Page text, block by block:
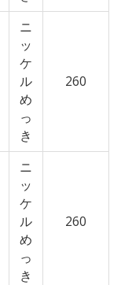
ニ
ッ
ケ
ル
め
っ
き
260
ニ
ッ
ケ
ル
め
っ
き
260